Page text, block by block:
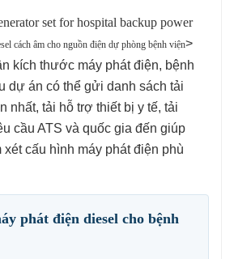
cách âm cho nguồn điện dự phòng bệnh viện>
kích thước máy phát điện, bệnh
dự án có thể gửi danh sách tải
tải hỗ trợ thiết bị y tế, tải
cầu ATS và quốc gia đến giúp
xét cấu hình máy phát điện phù
phát điện diesel cho bệnh